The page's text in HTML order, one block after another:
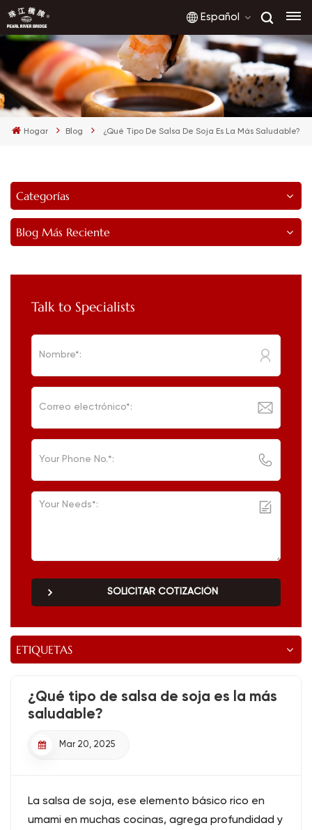
Español
English
français
Hogar Blog ¿Qué Tipo De Salsa De Soja Es La Más Saludable?
Categorías
Blog Más Reciente
Talk to Specialists
SOLICITAR COTIZACIÓN
ETIQUETAS
¿Qué tipo de salsa de soja es la más
saludable?
Mar 20, 2025
La salsa de soja, ese elemento básico rico en
umami en muchas cocinas, agrega profundidad y